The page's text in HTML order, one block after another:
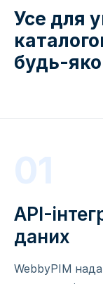
Усе для
будь-
01
API-
даних
WebbyPIM